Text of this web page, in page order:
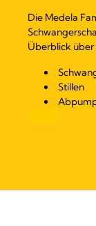
Die Medela
Überblick über
Stillen